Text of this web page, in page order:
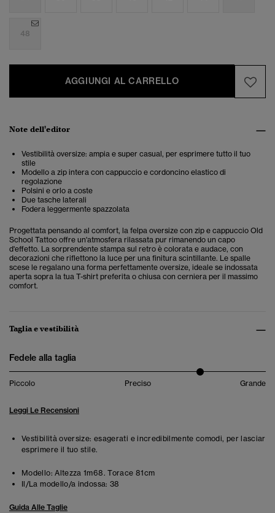
48
AGGIUNGI AL CARRELLO
Note dell'editor
Vestibilità oversize: ampia e super casual, per esprimere tutto il tuo
stile
Modello a zip intera con cappuccio e cordoncino elastico di
regolazione
Polsini e orlo a coste
Due tasche laterali
Fodera leggermente spazzolata
Progettata pensando al comfort, la felpa oversize con zip e cappuccio Old
School Tattoo offre un'atmosfera rilassata pur rimanendo un capo
d'effetto. La sorprendente stampa sul retro è colorata e audace, con
decorazioni che riflettono la luce per una finitura scintillante. Le spalle
scese le regalano una forma perfettamente oversize, ideale se indossata
aperta sopra la tua T-shirt preferita o chiusa con cerniera per il massimo
comfort.
Taglia e vestibilità
Fedele alla taglia
Piccolo Preciso Grande
Leggi Le Recensioni
Vestibilità oversize: esagerati e incredibilmente comodi, per lasciar
esprimere il tuo stile.
Modello: Altezza 1m68. Torace 81cm
Il/La modello/a indossa: 38
Guida Alle Taglie